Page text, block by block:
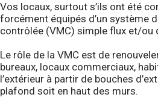
Vos locaux, surtout s’ils ont été
forcément équipés d’un système
contrôlée (VMC) simple flux et/ou
Le rôle de la VMC est de
bureaux, locaux commerciaux,
l’extérieur à partir de bouches
plafond soit en haut des murs.